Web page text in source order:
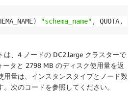
) "schema_name" , QUOTA,
は、4 ノードの DC2.large クラスターで
ータと 2798 MB のディスク使用量を返
用量は、インスタンスタイプとノード数
。次のコードを参照してください。